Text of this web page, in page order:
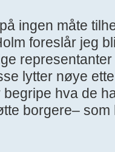
ingen måte
foreslår jeg
lytter nøye
hva de
borgere–